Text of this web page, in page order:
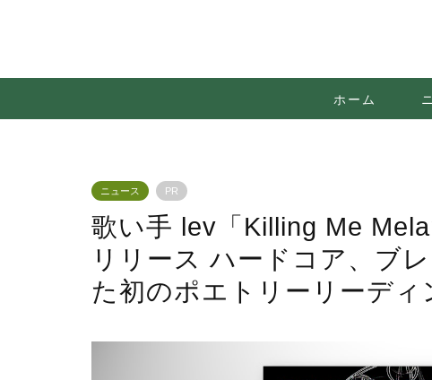
ホーム
ニュース PR
歌い手 lev「Killing Me
リリース ハードコア、ブ
た初のポエトリーリーディ